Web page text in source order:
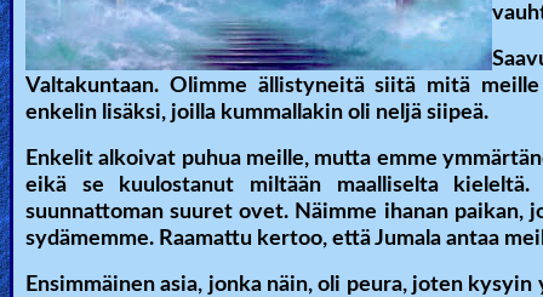
🎞
Godly
Movies
🎞
CBN
Videos
Valtakuntaan. Olimme ällistyneitä siitä mitä
enkelin lisäksi, joilla kummallakin oli neljä siipeä.
Enkelit alkoivat puhua meille, mutta emme
eikä se kuulostanut miltään maalliselta
suunnattoman suuret ovet. Näimme ihanan paikan,
sydämemme. Raamattu kertoo, että Jumala antaa
Ensimmäinen asia, jonka näin, oli peura, joten